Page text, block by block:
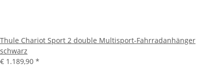
Thule Chariot Sport 2 double Multisport-Fahrradanhänger
schwarz
€ 1.189,90 *